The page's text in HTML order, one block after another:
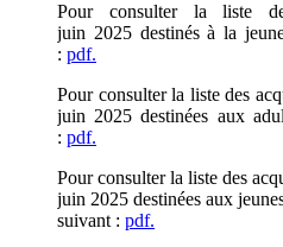
Pour consulter la liste
juin 2025 destinés à la
: pdf.
Pour consulter la liste des
juin 2025 destinées aux
: pdf.
Pour consulter la liste des
juin 2025 destinées aux
suivant : pdf.